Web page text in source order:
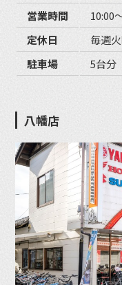
営業時間
10:00
定休日
毎週
駐車場
5台分
八幡店